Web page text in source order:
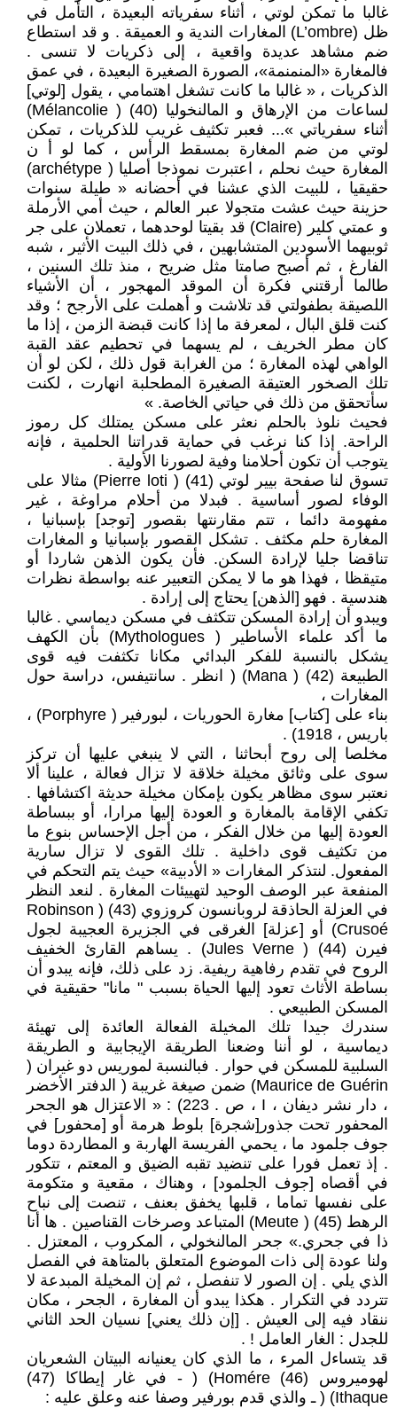
غالبا ما تمكن لوتي ، أثناء سفرياته البعيدة ، التأمل في
ظل (L’ombre) المغارات الندية و العميقة . و قد استطاع
ضم مشاهد عديدة واقعية ، إلى ذكريات لا تنسى .
فالمغارة «المنمنمة»، الصورة الصغيرة البعيدة ، في عمق
الذكريات ، « غالبا ما كانت تشغل اهتمامي ، يقول [لوتي]
لساعات من الإرهاق و المالنخوليا (40) ( Mélancolie)
أثناء سفرياتي »... فعبر تكثيف غريب للذكريات ، تمكن
لوتي من ضم المغارة بمسقط الرأس ، كما لو أ ن
المغارة حيث نحلم ، اعتبرت نموذجا أصليا ( archétype)
حقيقيا ، للبيت الذي عشنا في أحضانه « طيلة سنوات
حزينة حيث عشت متجولا عبر العالم ، حيث أمي الأرملة
و عمتي كلير (Claire) قد بقيتا لوحدهما ، تعملان على جر
ثوبيهما الأسودين المتشابهين ، في ذلك البيت الأثير ، شبه
الفارغ ، ثم أصبح صامتا مثل ضريح ، منذ تلك السنين ،
طالما أرقتني فكرة أن الموقد المهجور ، أن الأشياء
اللصيقة بطفولتي قد تلاشت و أهملت على الأرجح ؛ وقد
كنت قلق البال ، لمعرفة ما إذا كانت قبضة الزمن ، إذا ما
كان مطر الخريف ، لم يسهما في تحطيم عقد القبة
الواهي لهذه المغارة ؛ من الغرابة قول ذلك ، لكن لو أن
تلك الصخور العتيقة الصغيرة المطحلبة انهارت ، لكنت
سأتحقق من ذلك في حياتي الخاصة. »
فحيث نلوذ بالحلم نعثر على مسكن يمتلك كل رموز
الراحة. إذا كنا نرغب في حماية قدراتنا الحلمية ، فإنه
يتوجب أن تكون أحلامنا وفية لصورنا الأولية .
تسوق لنا صفحة بيير لوتي (41) ( Pierre loti) مثالا على
الوفاء لصور أساسية . فبدلا من أحلام مراوغة ، غير
مفهومة دائما ، تتم مقارنتها بقصور [توجد] بإسبانيا ،
المغارة حلم مكثف . تشكل القصور بإسبانيا و المغارات
تناقضا جليا لإرادة السكن. فأن يكون الذهن شاردا أو
متيقظا ، فهذا هو ما لا يمكن التعبير عنه بواسطة نظرات
هندسية . فهو [الذهن] يحتاج إلى إرادة .
ويبدو أن إرادة المسكن تتكثف في مسكن ديماسي . غالبا
ما أكد علماء الأساطير ( Mythologues) بأن الكهف
يشكل بالنسبة للفكر البدائي مكانا تكثفت فيه قوى
الطبيعة (42) ( Mana) ( انظر . سانتيفس، دراسة حول
المغارات ،
بناء على [كتاب] مغارة الحوريات ، لبورفير ( Porphyre) ،
باريس ، 1918) .
مخلصا إلى روح أبحاثنا ، التي لا ينبغي عليها أن تركز
سوى على وثائق مخيلة خلاقة لا تزال فعالة ، علينا ألا
نعتبر سوى مظاهر يكون بإمكان مخيلة حديثة اكتشافها .
تكفي الإقامة بالمغارة و العودة إليها مرارا، أو ببساطة
العودة إليها من خلال الفكر ، من أجل الإحساس بنوع ما
من تكثيف قوى داخلية . تلك القوى لا تزال سارية
المفعول. لنتذكر المغارات « الأدبية» حيث يتم التحكم في
المنفعة عبر الوصف الوحيد لتهييئات المغارة . لنعد النظر
في العزلة الحاذقة لروبانسون كروزوي (43) ( Robinson
Crusoé) أو [عزلة] الغرقى في الجزيرة العجيبة لجول
فيرن (44) ( Jules Verne) . يساهم القارئ الخفيف
الروح في تقدم رفاهية ريفية. زد على ذلك، فإنه يبدو أن
بساطة الأثاث تعود إليها الحياة بسبب " مانا" حقيقية في
المسكن الطبيعي .
سندرك جيدا تلك المخيلة الفعالة العائدة إلى تهيئة
ديماسية ، لو أننا وضعنا الطريقة الإيجابية و الطريقة
السلبية للمسكن في حوار . فبالنسبة لموريس دو غيران (
Maurice de Guérin) ضمن صيغة غريبة ( الدفتر الأخضر
، دار نشر ديفان ، I ، ص . 223) : « الاعتزال هو الجحر
المحفور تحت جذور[شجرة] بلوط هرمة أو [محفور] في
جوف جلمود ما ، يحمي الفريسة الهاربة و المطاردة دوما
. إذ تعمل فورا على تنضيد تقبه الضيق و المعتم ، تتكور
في أقصاه [جوف الجلمود] ، وهناك ، مقعية و متكومة
على نفسها تماما ، قلبها يخفق بعنف ، تنصت إلى نباح
الرهط (45) ( Meute) المتباعد وصرخات القناصين . ها أنا
ذا في جحري.» جحر المالنخولي ، المكروب ، المعتزل .
ولنا عودة إلى ذات الموضوع المتعلق بالمتاهة في الفصل
الذي يلي . إن الصور لا تنفصل ، ثم إن المخيلة المبدعة لا
تتردد في التكرار . هكذا يبدو أن المغارة ، الجحر ، مكان
ننقاد فيه إلى العيش . [إن ذلك يعني] نسيان الحد الثاني
للجدل : الغار العامل ! .
قد يتساءل المرء ، ما الذي كان يعنيانه البيتان الشعريان
لهوميروس (46) Homére) ( - في غار إيطاكا (47)
Ithaque) ( ـ والذي قدم بورفير وصفا عنه وعلق عليه :